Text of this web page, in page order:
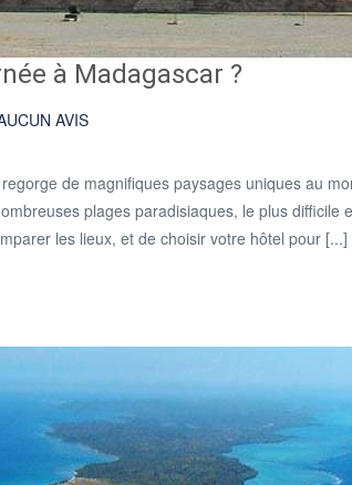
à Madagascar ?
AVIS
de magnifiques paysages uniques au
plages paradisiaques, le plus difficile
les lieux, et de choisir votre hôtel pour [...]